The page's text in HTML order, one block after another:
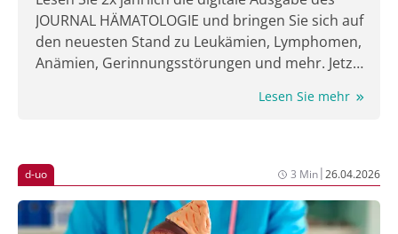
JOURNAL HÄMATOLOGIE und bringen Sie sich auf
den neuesten Stand zu Leukämien, Lymphomen,
Anämien, Gerinnungsstörungen und mehr. Jetzt
Lesen Sie mehr
d-uo 3 Min|26.04.2026